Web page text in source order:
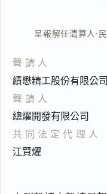
呈報解任清算人 ·
聲請人
績懋精工股份有限公司
聲請人
總燿開發有限公司
共同法定代理人
江賢燿